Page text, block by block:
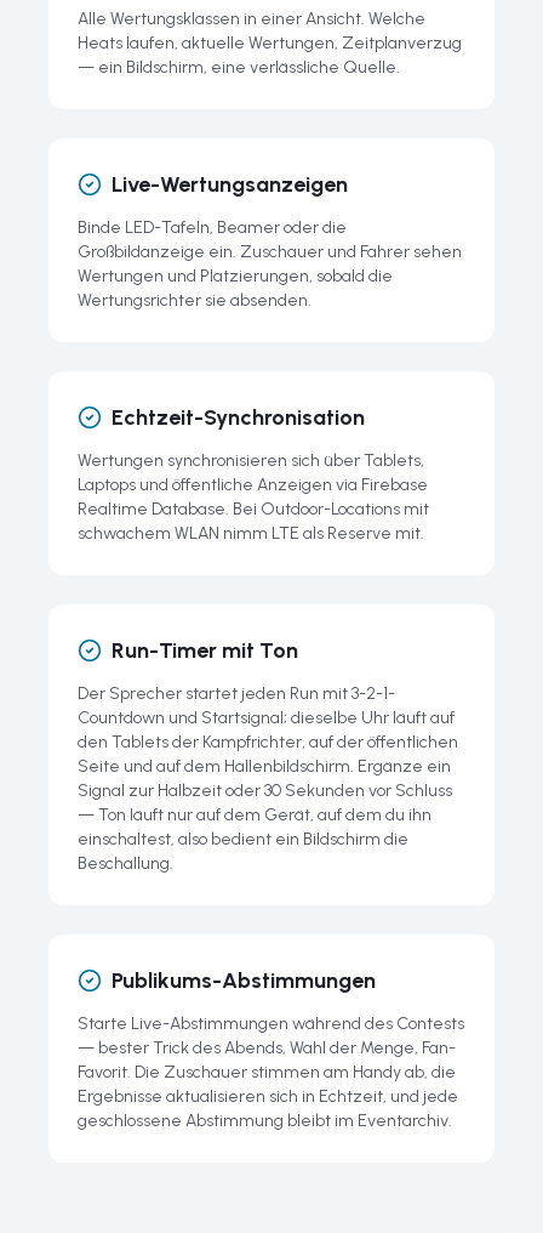
Alle Wertungsklassen in einer Ansicht. Welche
Heats laufen, aktuelle Wertungen, Zeitplanverzug
— ein Bildschirm, eine verlässliche Quelle.
Live-Wertungsanzeigen
Binde LED-Tafeln, Beamer oder die
Großbildanzeige ein. Zuschauer und Fahrer sehen
Wertungen und Platzierungen, sobald die
Wertungsrichter sie absenden.
Echtzeit-Synchronisation
Wertungen synchronisieren sich über Tablets,
Laptops und öffentliche Anzeigen via Firebase
Realtime Database. Bei Outdoor-Locations mit
schwachem WLAN nimm LTE als Reserve mit.
Run-Timer mit Ton
Der Sprecher startet jeden Run mit 3-2-1-
Countdown und Startsignal; dieselbe Uhr läuft auf
den Tablets der Kampfrichter, auf der öffentlichen
Seite und auf dem Hallenbildschirm. Ergänze ein
Signal zur Halbzeit oder 30 Sekunden vor Schluss
— Ton läuft nur auf dem Gerät, auf dem du ihn
einschaltest, also bedient ein Bildschirm die
Beschallung.
Publikums-Abstimmungen
Starte Live-Abstimmungen während des Contests
— bester Trick des Abends, Wahl der Menge, Fan-
Favorit. Die Zuschauer stimmen am Handy ab, die
Ergebnisse aktualisieren sich in Echtzeit, und jede
geschlossene Abstimmung bleibt im Eventarchiv.